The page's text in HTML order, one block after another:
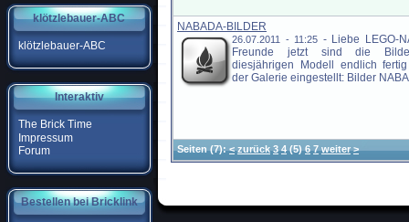
klötzlebauer-ABC
klötzlebauer-ABC
Interaktiv
The Brick Time
Impressum
Forum
Bestellen bei Bricklink
NABADA-BILDER
26.07.2011 - 11:25 - Liebe LEGO-
Freunde jetzt sind die
diesjährigen Modell endlich
der Galerie eingestellt: Bilder
Seiten(7):< zurück 3 4 (5) 6 7 weiter >